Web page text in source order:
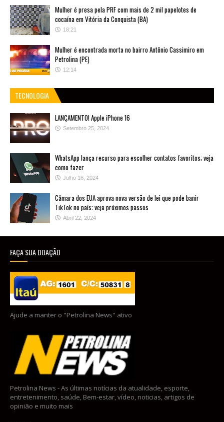
Mulher é presa pela PRF com mais de 2 mil papelotes de
cocaína em Vitória da Conquista (BA)
18:21
Mulher é encontrada morta no bairro Antônio Cassimiro em
Petrolina (PE)
12:14
TECNOLOGIA
LANÇAMENTO! Apple iPhone 16
Setembro 25, 2024
WhatsApp lança recurso para escolher contatos favoritos; veja
como fazer
Julho 16, 2024
Câmara dos EUA aprova nova versão de lei que pode banir
TikTok no país; veja próximos passos
Abril 22, 2024
FAÇA SUA DOAÇÃO
Ajude a manter o "Petrolina News" ativo
Petrolina News - As últimas notícias da atualidade, esporte,
entretenimento, saúde, Bem-estar, vídeo, noticias, artigos de
opinião e muito mais